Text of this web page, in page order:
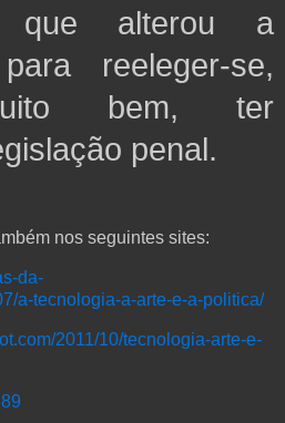
que alterou a
reeleger-se,
bem, ter
penal.
nos seguintes sites:
da-
a-tecnologia-a-arte-e-a-politica/
2011/10/tecnologia-arte-e-